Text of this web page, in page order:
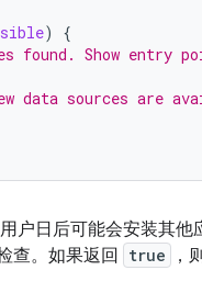
)
{
found. Show entry
data sources are
户日后可能会安装其他
查。如果返回
true ，